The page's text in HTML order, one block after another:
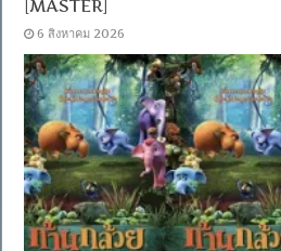
[MASTER]
6 สิงหาคม 2026